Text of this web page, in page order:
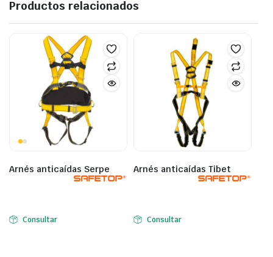
Productos relacionados
Arnés anticaídas Serpe
Consultar
Arnés anticaídas Tibet
Consultar